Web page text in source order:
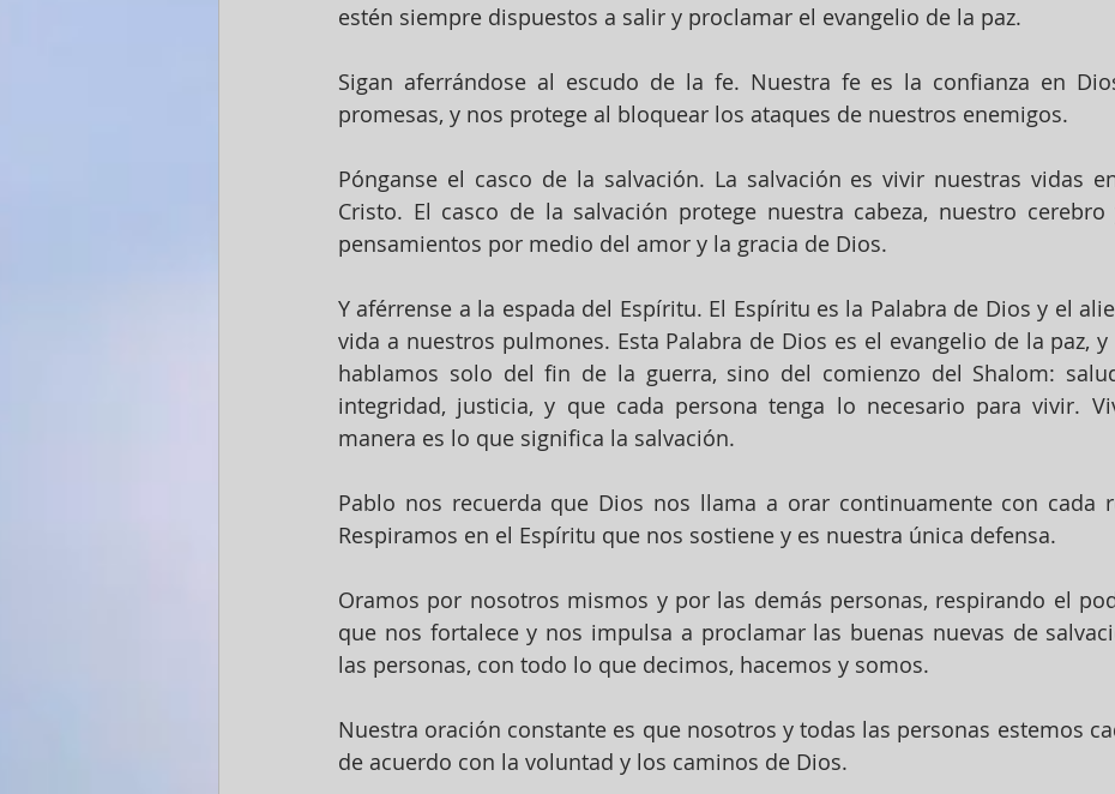
estén siempre dispuestos a salir y proclamar el evangelio de la paz.
Sigan aferrándose al escudo de la fe. Nuestra fe es la confianza en
promesas, y nos protege al bloquear los ataques de nuestros enemigos.
Pónganse el casco de la salvación. La salvación es vivir nuestras vidas
Cristo. El casco de la salvación protege nuestra cabeza, nuestro cerebro
pensamientos por medio del amor y la gracia de Dios.
Y aférrense a la espada del Espíritu. El Espíritu es la Palabra de Dios y el
vida a nuestros pulmones. Esta Palabra de Dios es el evangelio de la paz,
hablamos solo del fin de la guerra, sino del comienzo del Shalom:
integridad, justicia, y que cada persona tenga lo necesario para vivir.
manera es lo que significa la salvación.
Pablo nos recuerda que Dios nos llama a orar continuamente con cada
Respiramos en el Espíritu que nos sostiene y es nuestra única defensa.
Oramos por nosotros mismos y por las demás personas, respirando el
que nos fortalece y nos impulsa a proclamar las buenas nuevas de
las personas, con todo lo que decimos, hacemos y somos.
Nuestra oración constante es que nosotros y todas las personas estemos
de acuerdo con la voluntad y los caminos de Dios.